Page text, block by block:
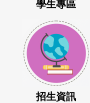
學生專區
招生資訊